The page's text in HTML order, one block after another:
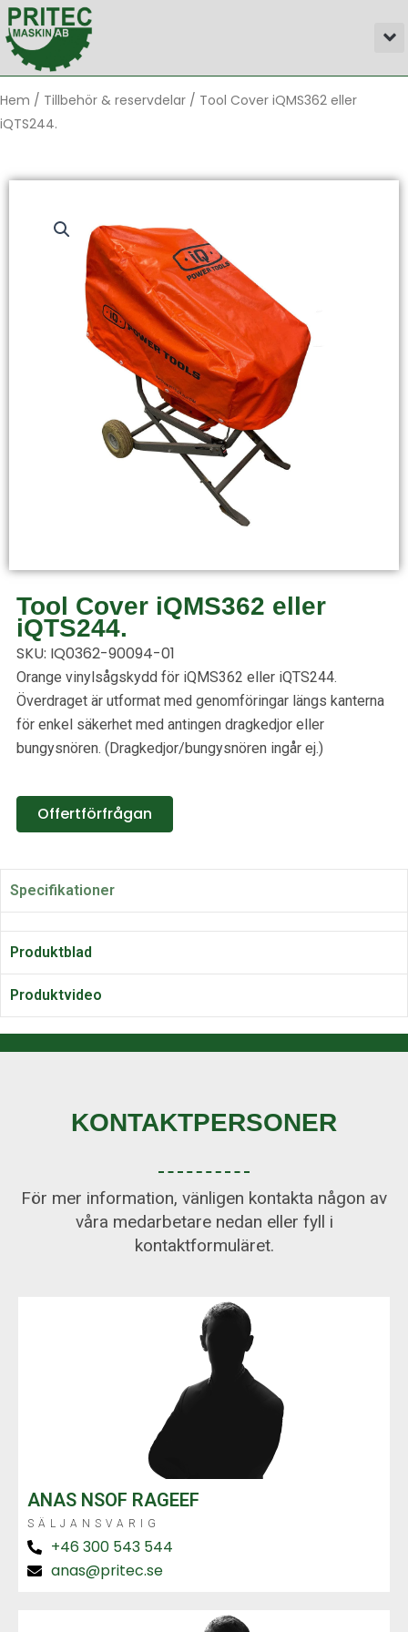
Hoppa
till
innehåll
Hem / Tillbehör & reservdelar / Tool Cover iQMS362 eller
iQTS244.
Tool Cover iQMS362 eller
iQTS244.
SKU: IQ0362-90094-01
Orange vinylsågskydd för iQMS362 eller iQTS244.
Överdraget är utformat med genomföringar längs kanterna
för enkel säkerhet med antingen dragkedjor eller
bungysnören. (Dragkedjor/bungysnören ingår ej.)
Offertförfrågan
Specifikationer
Produktblad
Produktvideo
KONTAKTPERSONER
För mer information, vänligen kontakta någon av
våra medarbetare nedan eller fyll i
kontaktformuläret.
ANAS NSOF RAGEEF
SÄLJANSVARIG
+46 300 543 544
anas@pritec.se